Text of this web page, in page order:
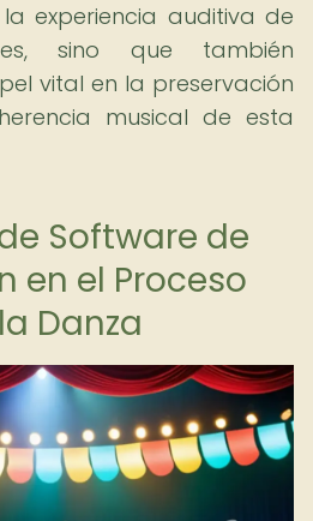
experiencia auditiva de
sino que también
vital en la preservación
musical de esta
Software de
en el Proceso
Danza